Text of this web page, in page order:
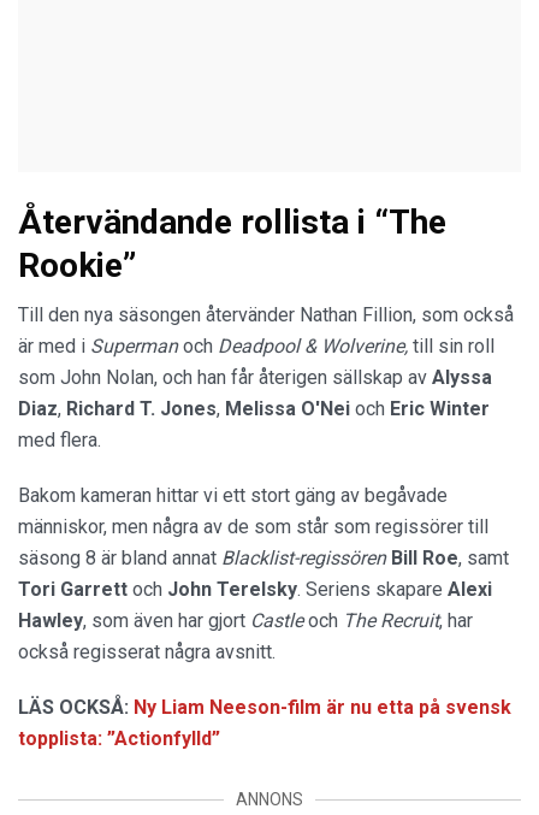
Återvändande rollista i “The
Rookie”
Till den nya säsongen återvänder Nathan Fillion, som också
är med i Supermanoch Deadpool & Wolverine, till sin roll
som John Nolan, och han får återigen sällskap av Alyssa
Diaz, Richard T. Jones, Melissa O'Nei och Eric Winter
med flera.
Bakom kameran hittar vi ett stort gäng av begåvade
människor, men några av de som står som regissörer till
säsong 8 är bland annat Blacklist-regissören Bill Roe, samt
Tori Garrett och John Terelsky. Seriens skapare Alexi
Hawley, som även har gjort Castleoch The Recruit, har
också regisserat några avsnitt.
LÄS OCKSÅ: Ny Liam Neeson-film är nu etta på svensk
topplista: ”Actionfylld”
ANNONS